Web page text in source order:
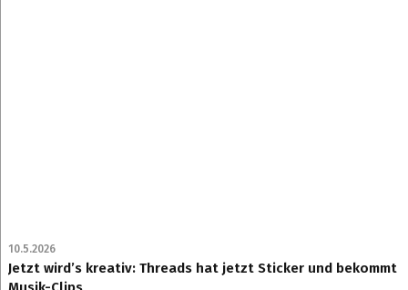
10.5.2026
Jetzt wird’s kreativ: Threads hat jetzt Sticker und bekommt